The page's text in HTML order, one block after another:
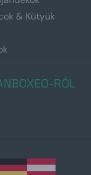
& Kütyük
RÓL